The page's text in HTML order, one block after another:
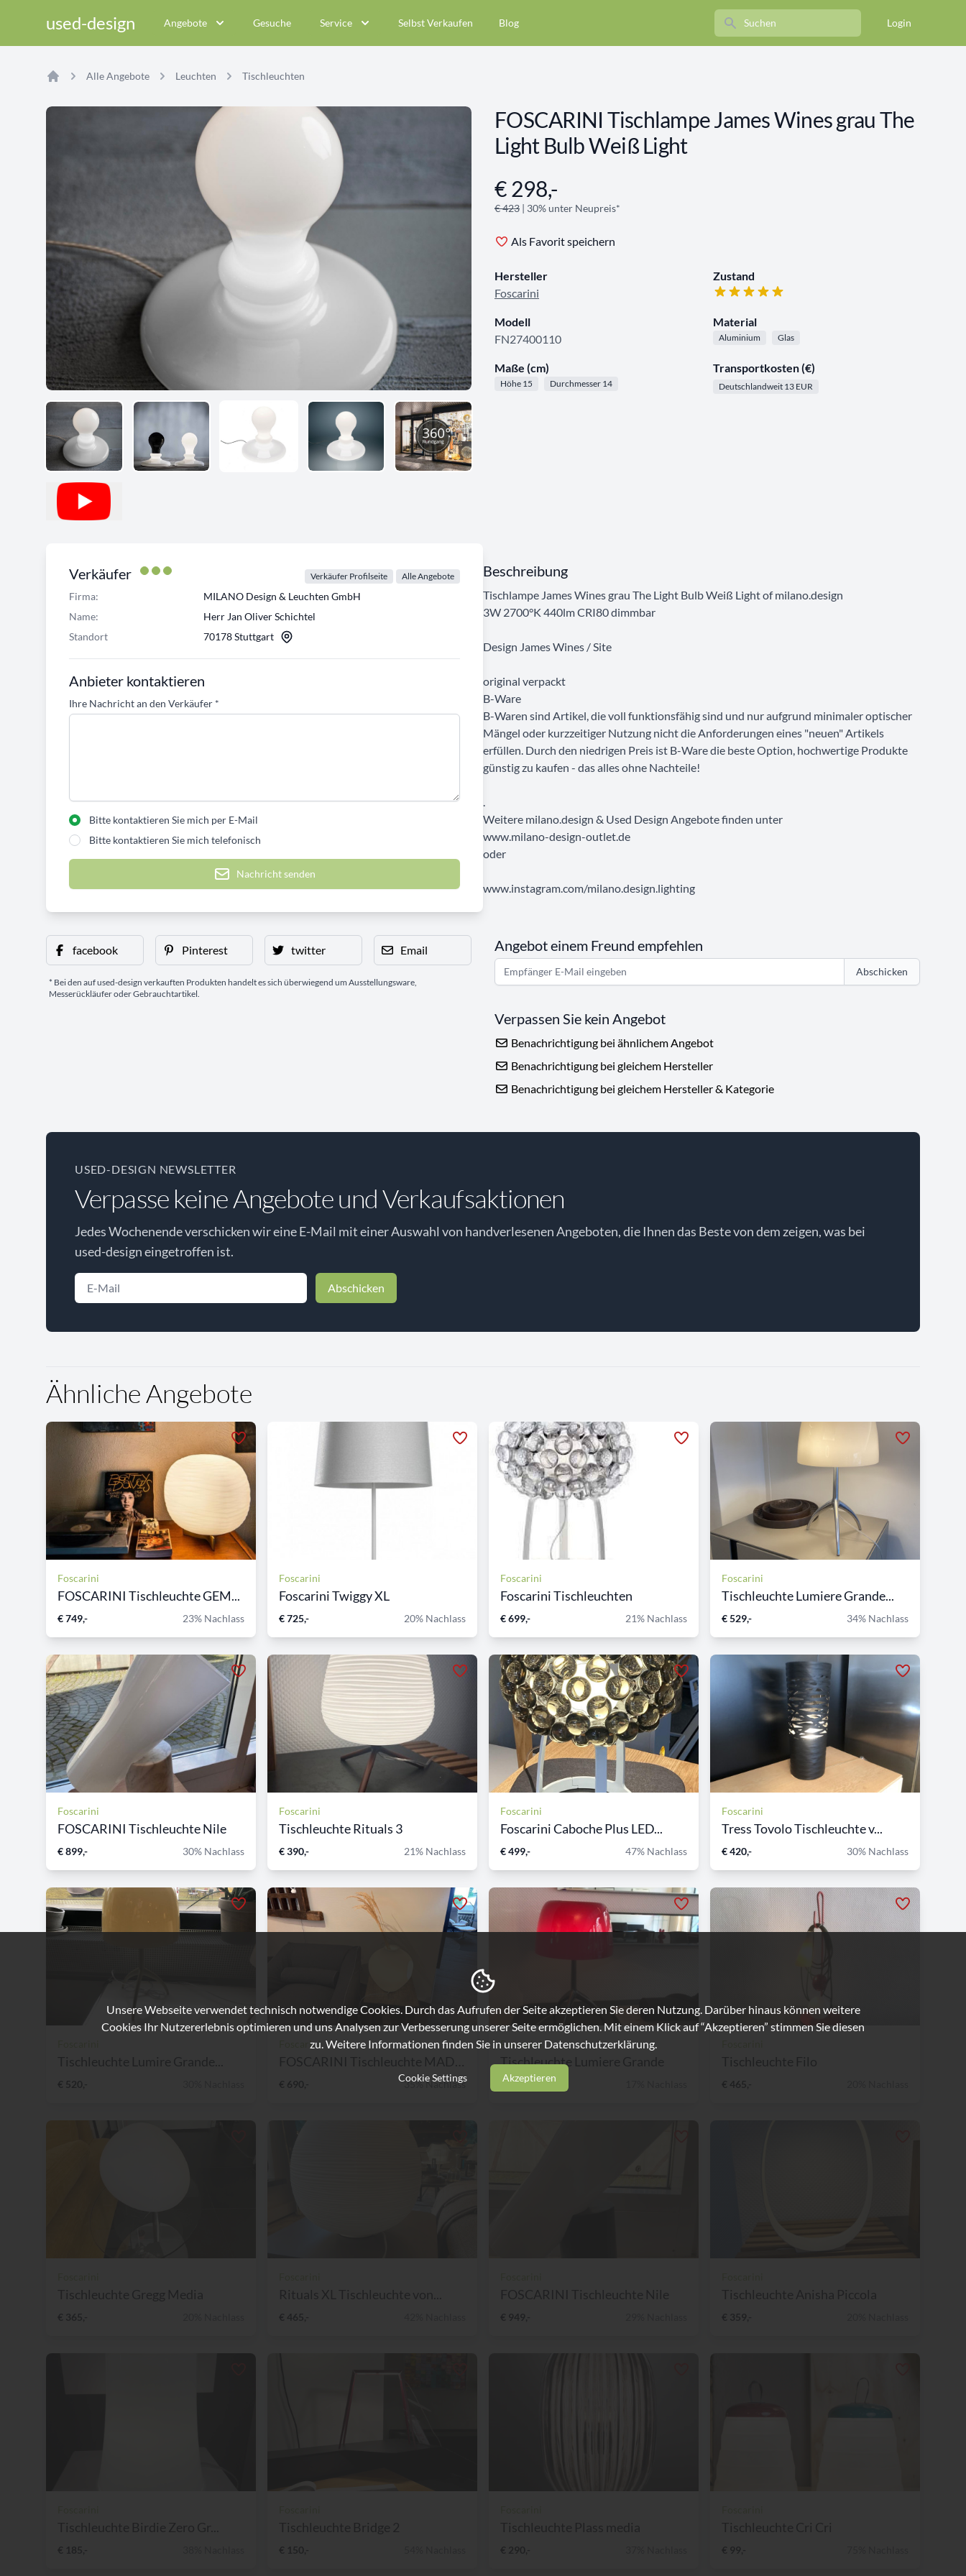
used-design Angebote Gesuche Service Selbst Verkaufen Blog Search Login
Alle Angebote Leuchten Tischleuchten
FOSCARINI Tischlampe James Wines grau The
Light Bulb Weiß Light
Angebotsinformationen
€ 298,-
€ 423 | 30% unter Neupreis*
Als Favorit speichern
Hersteller
Foscarini
Zustand
Modell
FN27400110
Material
Aluminium Glas
Maße (cm)
Höhe 15 Durchmesser 14
Transportkosten (€)
Deutschlandweit 13 EUR
Verkäufer Verkäufer Profilseite Alle Angebote
Firma:
MILANO Design & Leuchten GmbH
Name:
Herr Jan Oliver Schichtel
Standort
70178 Stuttgart
Anbieter kontaktieren
Ihre Nachricht an den Verkäufer *
Bitte kontaktieren Sie mich per E-Mail
Bitte kontaktieren Sie mich telefonisch
Nachricht senden
Beschreibung
Tischlampe James Wines grau The Light Bulb Weiß Light of milano.design
3W 2700°K 440lm CRI80 dimmbar
Design James Wines / Site
original verpackt
B-Ware
B-Waren sind Artikel, die voll funktionsfähig sind und nur aufgrund minimaler optischer
Mängel oder kurzzeitiger Nutzung nicht die Anforderungen eines "neuen" Artikels
erfüllen. Durch den niedrigen Preis ist B-Ware die beste Option, hochwertige Produkte
günstig zu kaufen - das alles ohne Nachteile!
Weitere milano.design & Used Design Angebote finden unter
www.milano-design-outlet.de
oder
www.instagram.com/milano.design.lighting
facebook Pinterest twitter Email
* Bei den auf used-design verkauften Produkten handelt es sich überwiegend um Ausstellungsware,
Messerückläufer oder Gebrauchtartikel.
Angebot einem Freund empfehlen
Abschicken
Verpassen Sie kein Angebot
Benachrichtigung bei ähnlichem Angebot
Benachrichtigung bei gleichem Hersteller
Benachrichtigung bei gleichem Hersteller & Kategorie
USED-DESIGN NEWSLETTER
Verpasse keine Angebote und Verkaufsaktionen
Jedes Wochenende verschicken wir eine E-Mail mit einer Auswahl von handverlesenen Angeboten, die Ihnen das Beste von dem zeigen, was bei
used-design eingetroffen ist.
Abschicken
Ähnliche Angebote
Foscarini
FOSCARINI Tischleuchte GEM...
€ 749,- 23% Nachlass
Foscarini
Foscarini Twiggy XL
€ 725,- 20% Nachlass
Foscarini
Foscarini Tischleuchten
€ 699,- 21% Nachlass
Foscarini
Tischleuchte Lumiere Grande...
€ 529,- 34% Nachlass
Foscarini
FOSCARINI Tischleuchte Nile
€ 899,- 30% Nachlass
Foscarini
Tischleuchte Rituals 3
€ 390,- 21% Nachlass
Foscarini
Foscarini Caboche Plus LED...
€ 499,- 47% Nachlass
Foscarini
Tress Tovolo Tischleuchte v...
€ 420,- 30% Nachlass
Tischleuchte Lumire Grande...
€ 520,-
Foscarini
FOSCARINI Tischleuchte MADR...
€ 690,- 35% Nachlass
Foscarini
Tischleuchte Lumiere Grande
€ 690,-
Tischleuchte Filo
€ 465,-
Unsere Webseite verwendet technisch notwendige Cookies. Durch das Aufrufen der Seite akzeptieren Sie deren Nutzung. Darüber hinaus können weitere
Cookies Ihr Nutzererlebnis optimieren und uns Analysen zur Verbesserung unserer Seite ermöglichen. Mit einem Klick auf “Akzeptieren” stimmen Sie diesen
zu. Weitere Informationen finden Sie in unserer Datenschutzerklärung.
Cookie Settings Akzeptieren